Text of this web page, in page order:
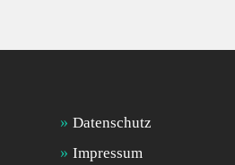
Datenschutz
Impressum